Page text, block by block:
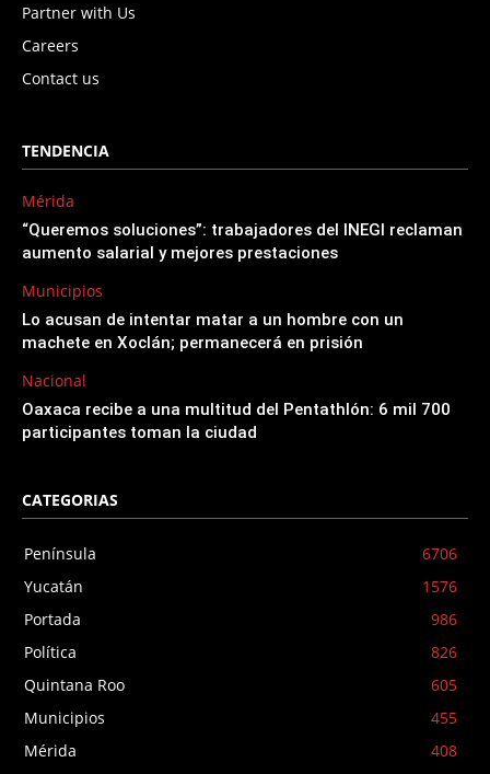
Partner with Us
Careers
Contact us
TENDENCIA
Mérida
“Queremos soluciones”: trabajadores del INEGI reclaman
aumento salarial y mejores prestaciones
Municipios
Lo acusan de intentar matar a un hombre con un
machete en Xoclán; permanecerá en prisión
Nacional
Oaxaca recibe a una multitud del Pentathlón: 6 mil 700
participantes toman la ciudad
CATEGORIAS
Península
6706
Yucatán
1576
Portada
986
Política
826
Quintana Roo
605
Municipios
455
Mérida
408